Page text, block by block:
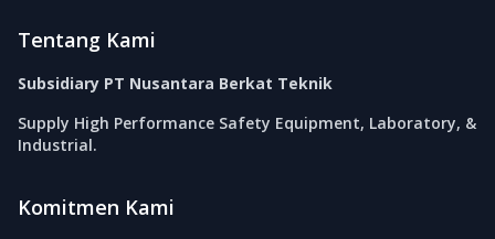
Tentang Kami
Subsidiary PT Nusantara Berkat Teknik
Supply High Performance Safety Equipment, Laboratory, &
Industrial.
Komitmen Kami